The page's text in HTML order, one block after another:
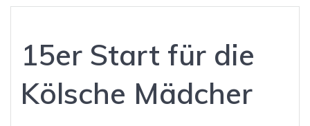
15er Start für die
Kölsche Mädcher